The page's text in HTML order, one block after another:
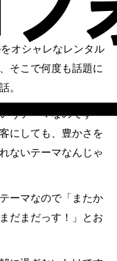
オシャレなレンタル
そこで何度も話題に
。
うテーマなのです
にしても、豊かさを
ないテーマなんじゃ
ーマなので「またか
だまだっす！」とお